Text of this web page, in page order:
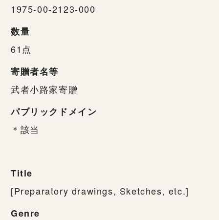
1975-00-2123-000
数量
61点
寄贈者名等
武者小路家寄贈
パブリックドメイン
＊該当
Title
[Preparatory drawings, Sketches, etc.]
Genre